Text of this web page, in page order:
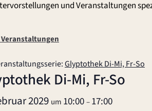
und Veranstaltungen
Veranstaltungen
Glyptothek Di-Mi, Fr-So
Di-Mi, Fr-So
2029 um 10:00–17:00